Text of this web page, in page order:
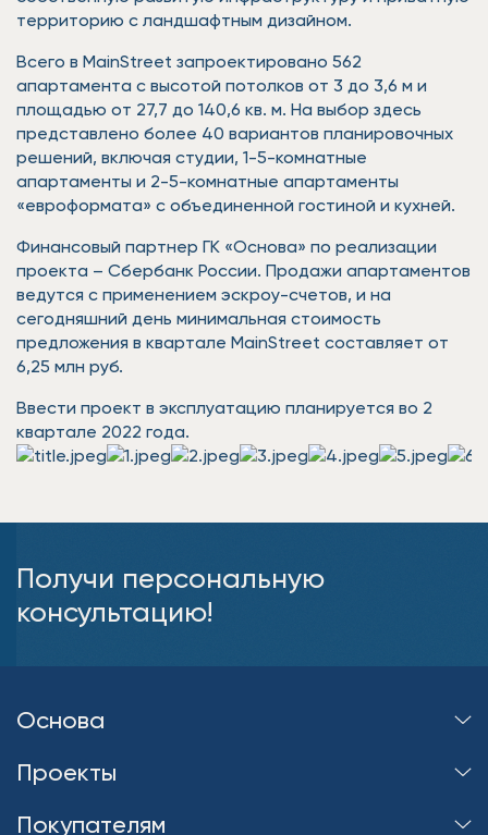
территорию с ландшафтным дизайном.
Всего в MainStreet запроектировано 562
апартамента с высотой потолков от 3 до 3,6 м и
площадью от 27,7 до 140,6 кв. м. На выбор здесь
представлено более 40 вариантов планировочных
решений, включая студии, 1-5-комнатные
апартаменты и 2-5-комнатные апартаменты
«евроформата» с объединенной гостиной и кухней.
Финансовый партнер ГК «Основа» по реализации
проекта – Сбербанк России. Продажи апартаментов
ведутся с применением эскроу-счетов, и на
сегодняшний день минимальная стоимость
предложения в квартале MainStreet составляет от
6,25 млн руб.
Ввести проект в эксплуатацию планируется во 2
квартале 2022 года.
Получи персональную
консультацию!
Основа
Проекты
Покупателям